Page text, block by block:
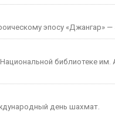
одной из самых
«35 добрых дел»,
из Яшалтинского района